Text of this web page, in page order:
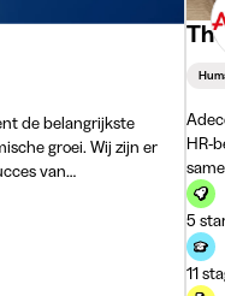
de belangrijkste
groei. Wij zijn er
van
HR-
130
5
11